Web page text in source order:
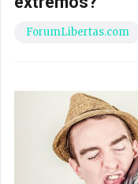
ForumLibertas.com